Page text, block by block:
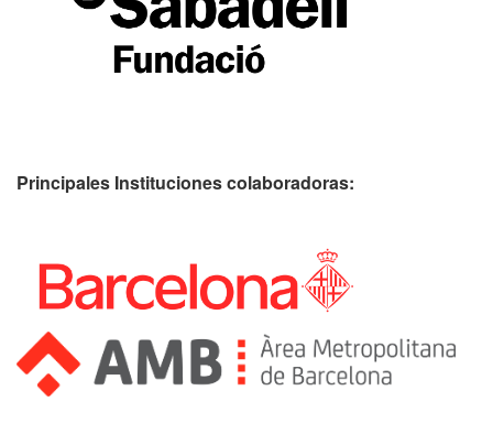
Principales Instituciones colaboradoras: